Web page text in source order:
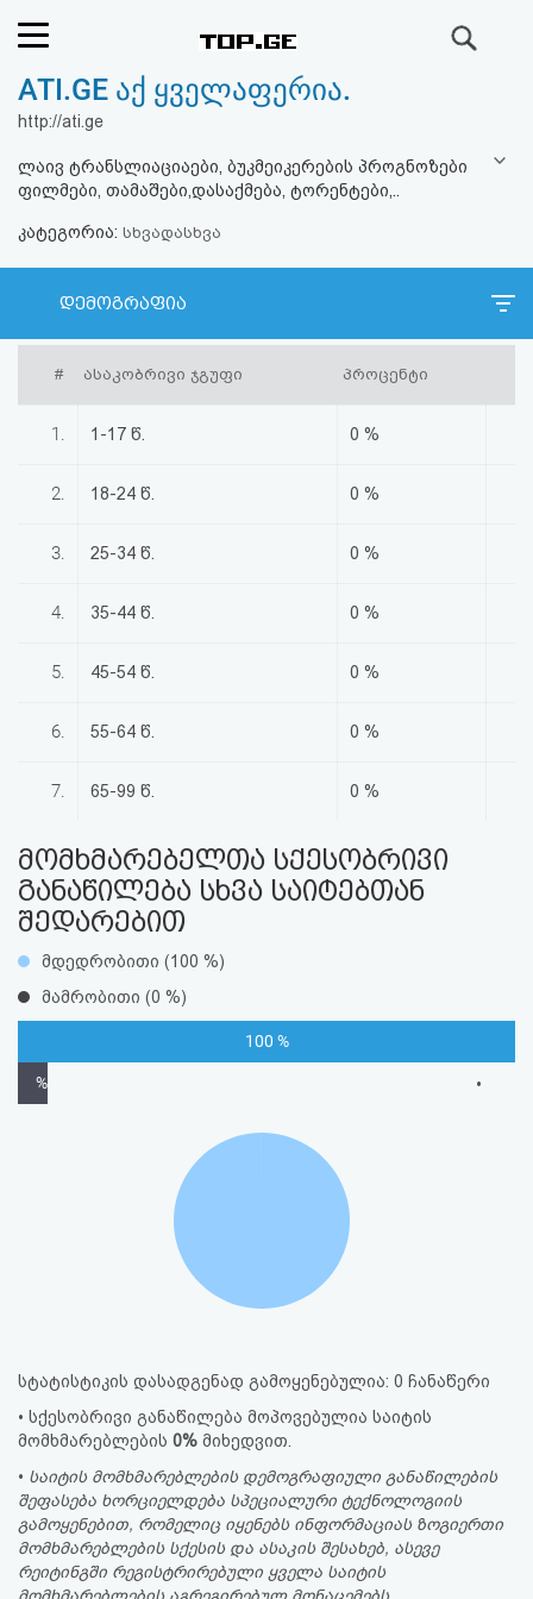
რეიტინგი
კითხვა-
პასუხი
ავტორიზაცია
რეგისტრაცია
პაროლის
აღდგენა
HTML
სალიცენზიო
პასუხისმგებლობის
უარყოფა
ATI.GE აქ ყველაფერია.
http://ati.ge
ლაივ ტრანსლიაციაები, ბუკმეიკერების პროგნოზები
ფილმები, თამაშები,დასაქმება, ტორენტები,..
კატეგორია: სხვადასხვა
დემოგრაფია
# ასაკობრივი ჯგუფი პროცენტი
1. 1-17 წ. 0 %
2. 18-24 წ. 0 %
3. 25-34 წ. 0 %
4. 35-44 წ. 0 %
5. 45-54 წ. 0 %
6. 55-64 წ. 0 %
7. 65-99 წ. 0 %
მომხმარებელთა სქესობრივი
განაწილება სხვა საიტებთან
შედარებით
მდედრობითი (100 %)
მამრობითი (0 %)
100 %
% •
სტატისტიკის დასადგენად გამოყენებულია: 0 ჩანაწერი
• სქესობრივი განაწილება მოპოვებულია საიტის
მომხმარებლების 0% მიხედვით.
• საიტის მომხმარებლების დემოგრაფიული განაწილების
შეფასება ხორციელდება სპეციალური ტექნოლოგიის
გამოყენებით, რომელიც იყენებს ინფორმაციას ზოგიერთი
მომხმარებლების სქესის და ასაკის შესახებ, ასევე
რეიტინგში რეგისტრირებული ყველა საიტის